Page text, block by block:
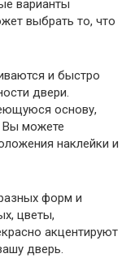
варианты
выбрать то, что
и быстро
двери.
основу,
Вы можете
наклейки и
форм и
цветы,
акцентируют
дверь.